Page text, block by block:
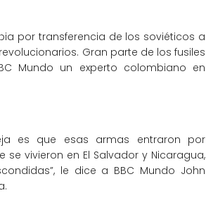
por transferencia de los soviéticos a
Gran parte de los fusiles
Mundo un experto colombiano en
es que esas armas entraron por
vivieron en El Salvador y Nicaragua,
le dice a BBC Mundo John